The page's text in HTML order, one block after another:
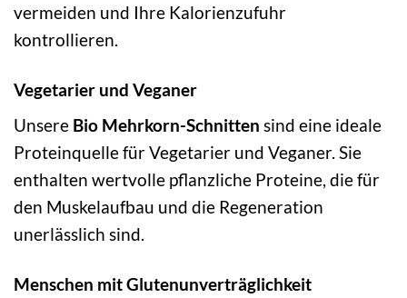
vermeiden und Ihre Kalorienzufuhr
kontrollieren.
Vegetarier und Veganer
Unsere Bio Mehrkorn-Schnitten sind eine ideale
Proteinquelle für Vegetarier und Veganer. Sie
enthalten wertvolle pflanzliche Proteine, die für
den Muskelaufbau und die Regeneration
unerlässlich sind.
Menschen mit Glutenunverträglichkeit